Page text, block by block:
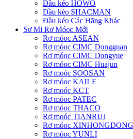
Đầu kéo HOWO
Đầu kéo SHACMAN
Đầu kéo Các Hãng Khác
Sơ Mi Rơ Móoc Mới
Rơ móoc ASEAN
Rơ móoc CIMC Dongguan
Rơ móoc CIMC Dongyue
Rơ móoc CIMC Huajun
Rơ moóc SOOSAN
Rơ móoc KAILE
Rơ moóc KCT
Rơ móoc PATEC
Rơ móoc THACO
Rơ moóc TIANRUI
Rơ móoc XINHONGDONG
Rơ móoc YUNLI